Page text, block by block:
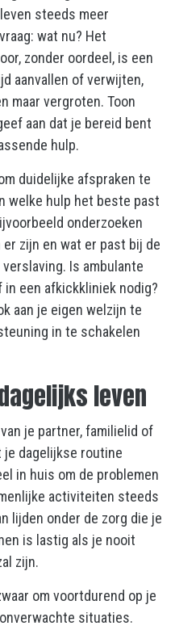
steeds meer
wat nu? Het
zonder oordeel, is een
aanvallen of verwijten,
maar vergroten. Toon
aan dat je bereid bent
hulp.
duidelijke afspraken te
welke hulp het beste past
onderzoeken
zijn en wat er past bij de
Is ambulante
een afkickkliniek nodig?
aan je eigen welzijn te
in te schakelen
leven
je partner, familielid of
dagelijkse routine
in huis om de problemen
activiteiten steeds
lijden onder de zorg die je
is lastig als je nooit
zijn.
om voortdurend op je
situaties.